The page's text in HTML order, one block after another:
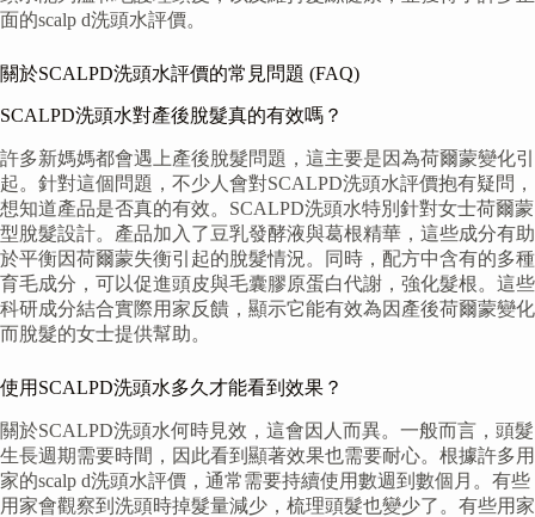
面的scalp d洗頭水評價。
關於SCALPD洗頭水評價的常見問題 (FAQ)
SCALPD洗頭水對產後脫髮真的有效嗎？
許多新媽媽都會遇上產後脫髮問題，這主要是因為荷爾蒙變化引
起。針對這個問題，不少人會對SCALPD洗頭水評價抱有疑問，
想知道產品是否真的有效。SCALPD洗頭水特別針對女士荷爾蒙
型脫髮設計。產品加入了豆乳發酵液與葛根精華，這些成分有助
於平衡因荷爾蒙失衡引起的脫髮情況。同時，配方中含有的多種
育毛成分，可以促進頭皮與毛囊膠原蛋白代謝，強化髮根。這些
科研成分結合實際用家反饋，顯示它能有效為因產後荷爾蒙變化
而脫髮的女士提供幫助。
使用SCALPD洗頭水多久才能看到效果？
關於SCALPD洗頭水何時見效，這會因人而異。一般而言，頭髮
生長週期需要時間，因此看到顯著效果也需要耐心。根據許多用
家的scalp d洗頭水評價，通常需要持續使用數週到數個月。有些
用家會觀察到洗頭時掉髮量減少，梳理頭髮也變少了。有些用家